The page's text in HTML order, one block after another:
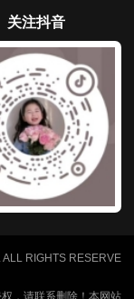
关注抖音
RIGHTS RESERVE
，请联系删除！本网站